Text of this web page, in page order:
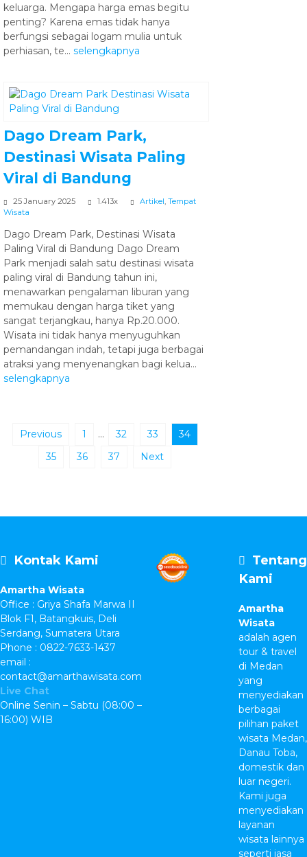
keluarga. Mengapa harga emas begitu
penting? Karena emas tidak hanya
berfungsi sebagai logam mulia untuk
perhiasan, te... selengkapnya
Dago Dream Park,
Destinasi Wisata Paling
Viral di Bandung
25 January 2025 1.413x Artikel Tempat
Wisata
Dago Dream Park, Destinasi Wisata
Paling Viral di Bandung Dago Dream
Park menjadi salah satu destinasi wisata
paling viral di Bandung tahun ini,
menawarkan pengalaman liburan yang
memukau dengan harga tiket yang
sangat terjangkau, hanya Rp.20.000.
Wisata ini tidak hanya menyuguhkan
pemandangan indah, tetapi juga berbagai
atraksi yang menyenangkan bagi kelua...
selengkapnya
Previous 1 … 32 33
34
35
36 37 Next
Kontak Kami
Amartha Wisata
Office : Griya Shafa Marwa II
Blok F1, Batangkuis, Deli
Serdang, Sumatera Utara
Phone : 0822-7633-1437
email :
contact@amarthawisata.com
Live Chat
Online Senin – Sabtu (08:00 –
16:00) WIB
Tentang
Kami
Amartha
Wisata
adalah agen
tour & travel
di Medan
yang
menyediakan
berbagai
pilihan paket
wisata Medan,
Danau Toba,
domestik dan
luar negeri.
Kami juga
menyediakan
layanan
wisata lainnya
seperti jasa